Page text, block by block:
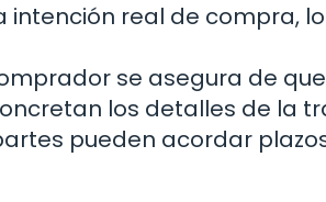
intención real de compra,
se asegura de
los detalles de la
pueden acordar